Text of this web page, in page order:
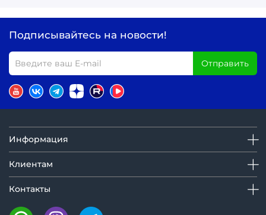
Подписывайтесь на новости!
Отправить
Информация
Клиентам
Контакты